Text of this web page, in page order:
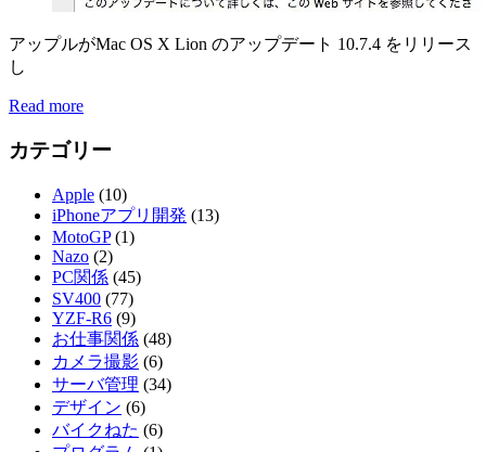
アップルがMac OS X Lion のアップデート 10.7.4 をリリース
し
Read more
カテゴリー
Apple (10)
iPhoneアプリ開発 (13)
MotoGP(1)
Nazo (2)
PC関係 (45)
SV400 (77)
YZF-R6 (9)
お仕事関係 (48)
カメラ撮影 (6)
サーバ管理 (34)
デザイン (6)
バイクねた (6)